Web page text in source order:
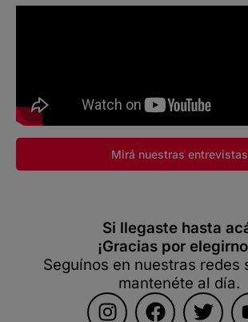
Mirá nuestras entrevistas
Si llegaste hasta
¡Gracias por
Seguínos en nuestras redes
mantenéte al día.